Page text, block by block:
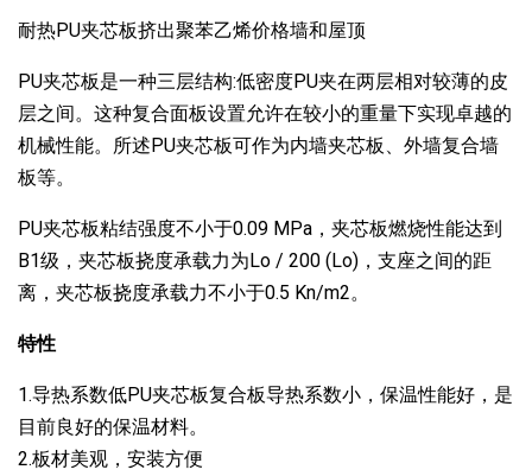
耐热PU夹芯板挤出聚苯乙烯价格墙和屋顶
PU夹芯板是一种三层结构:低密度PU夹在两层相对较薄的皮
层之间。这种复合面板设置允许在较小的重量下实现卓越的
机械性能。所述PU夹芯板可作为内墙夹芯板、外墙复合墙
板等。
PU夹芯板粘结强度不小于0.09 MPa，夹芯板燃烧性能达到
B1级，夹芯板挠度承载力为Lo / 200 (Lo)，支座之间的距
离，夹芯板挠度承载力不小于0.5 Kn/m2。
特性
1.导热系数低PU夹芯板复合板导热系数小，保温性能好，是
目前良好的保温材料。
2.板材美观，安装方便